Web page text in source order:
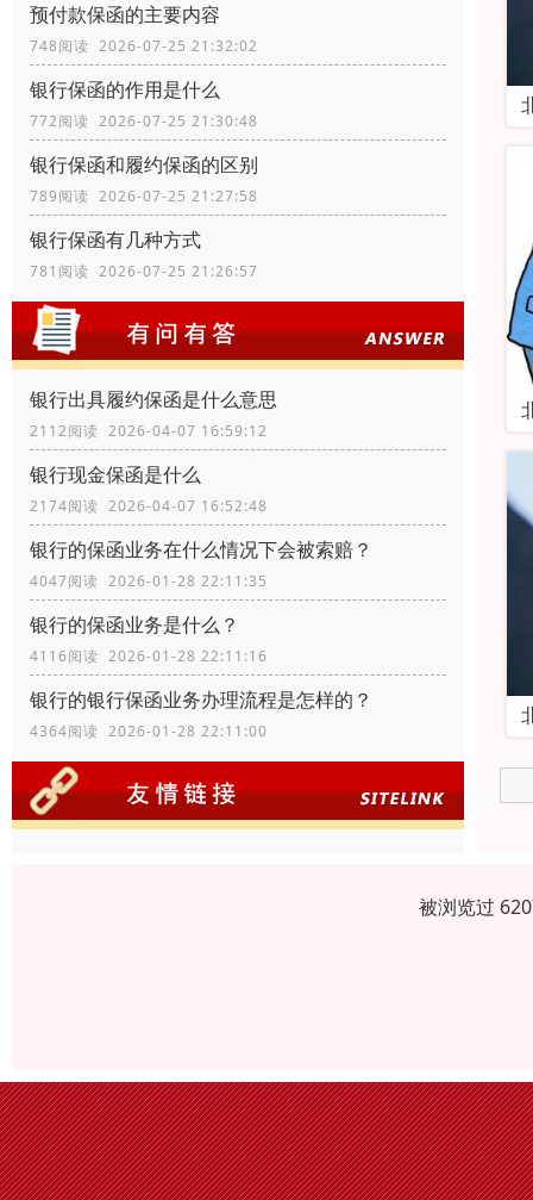
预付款保函的主要内容
748阅读 2026-07-25 21:32:02
银行保函的作用是什么
772阅读 2026-07-25 21:30:48
银行保函和履约保函的区别
789阅读 2026-07-25 21:27:58
银行保函有几种方式
781阅读 2026-07-25 21:26:57
银行出具履约保函是什么意思
2112阅读 2026-04-07 16:59:12
银行现金保函是什么
2174阅读 2026-04-07 16:52:48
银行的保函业务在什么情况下会被索赔？
4047阅读 2026-01-28 22:11:35
银行的保函业务是什么？
4116阅读 2026-01-28 22:11:16
银行的银行保函业务办理流程是怎样的？
4364阅读 2026-01-28 22:11:00
被浏览过